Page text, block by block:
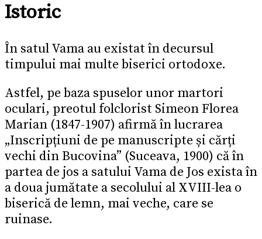
Istoric
În satul Vama au existat în decursul
timpului mai multe biserici ortodoxe.
Astfel, pe baza spuselor unor martori
oculari, preotul folclorist Simeon Florea
Marian (1847-1907) afirmă în lucrarea
„Inscripțiuni de pe manuscripte și cărți
vechi din Bucovina” (Suceava, 1900) că în
partea de jos a satului Vama de Jos exista în
a doua jumătate a secolului al XVIII-lea o
biserică de lemn, mai veche, care se
ruinase.